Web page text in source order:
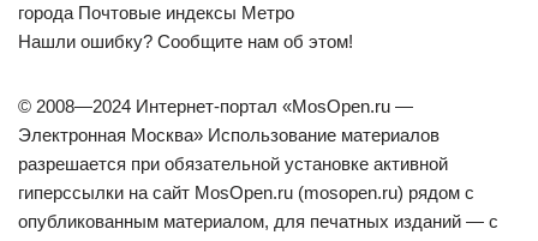
города Почтовые индексы Метро
Нашли ошибку? Сообщите нам об этом!
© 2008—2024 Интернет-портал «MosOpen.ru —
Электронная Москва» Использование материалов
разрешается при обязательной установке активной
гиперссылки на сайт MosOpen.ru (mosopen.ru) рядом с
опубликованным материалом, для печатных изданий — с